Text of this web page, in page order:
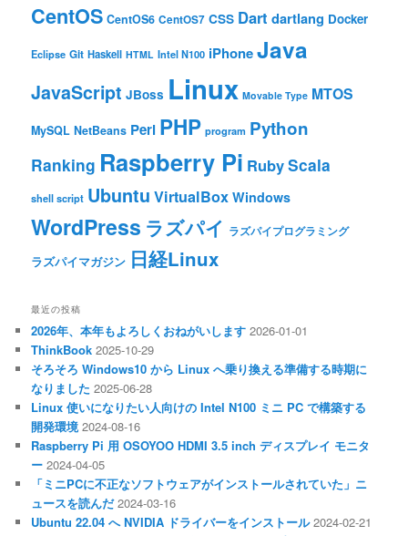
CentOS CentOS6 CentOS7 CSS Dart dartlang Docker
Eclipse Git Haskell HTML Intel N100 iPhoneJava
JavaScript JBoss Linux Movable Type MTOS
MySQL NetBeans Perl PHP program Python
Ranking Raspberry Pi RubyScala
shell script Ubuntu VirtualBox Windows
WordPress ラズパイ ラズパイプログラミング
ラズパイマガジン 日経Linux
最近の投稿
2026年、本年もよろしくおねがいします 2026-01-01
ThinkBook 2025-10-29
そろそろ Windows10 から Linux へ乗り換える準備する時期に
なりました 2025-06-28
Linux 使いになりたい人向けの Intel N100 ミニ PC で構築する
開発環境 2024-08-16
Raspberry Pi 用 OSOYOO HDMI 3.5 inch ディスプレイ モニタ
ー 2024-04-05
「ミニPCに不正なソフトウェアがインストールされていた」ニ
ュースを読んだ 2024-03-16
Ubuntu 22.04 へ NVIDIA ドライバーをインストール 2024-02-21